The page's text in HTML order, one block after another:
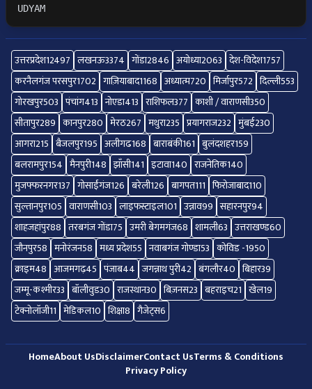
UDYAM
उत्तरप्रदेश12497 लखनऊ3374 गोंडा2846 अयोध्या2063 देश-विदेश1757
करनैलगंज परसपुर1702 गाज़ियाबाद1168 अध्यात्म720 मिर्जापुर572 दिल्ली553
गोरखपुर503 पंचांग413 नोएडा413 राशिफल377 काशी / वाराणसी350
सीतापुर289 कानपुर280 मेरठ267 मथुरा235 प्रयागराज232 मुंबई230
आगरा215 बैजलपुर195 अलीगढ168 बाराबंकी161 बुलंदशहर159
बलरामपुर154 मैनपुरी148 झाँसी141 इटावा140 राजनेतिक140
मुजफ्फरनगर137 गोसाईंगंज126 बरेली126 बागपत111 फिरोजाबाद110
सुल्तानपुर105 वाराणसी103 लाइफस्टाइल101 उन्नाव99 सहारनपुर94
शाहजहांपुर88 तरबगंज गोंडा75 उमरी बेगमगंज68 शामली63 उत्तराखण्ड60
जौनपुर58 मनोरंजन58 मध्य प्रदेश55 नवाबगंज गोण्डा53 कोविड -1950
क्राइम48 आजमगढ़45 पंजाब44 जगन्नाथ पुरी42 बंगलौर40 बिहार39
जम्मू-कश्मीर33 बॉलीवुड30 राजस्थान30 बिज़नस23 बहराइच21 खेल19
टेक्नोलॉजी11 मेडिकल10 शिक्षा8 गैजेट्स6
HomeAbout UsDisclaimerContact UsTerms & Conditions
Privacy Policy